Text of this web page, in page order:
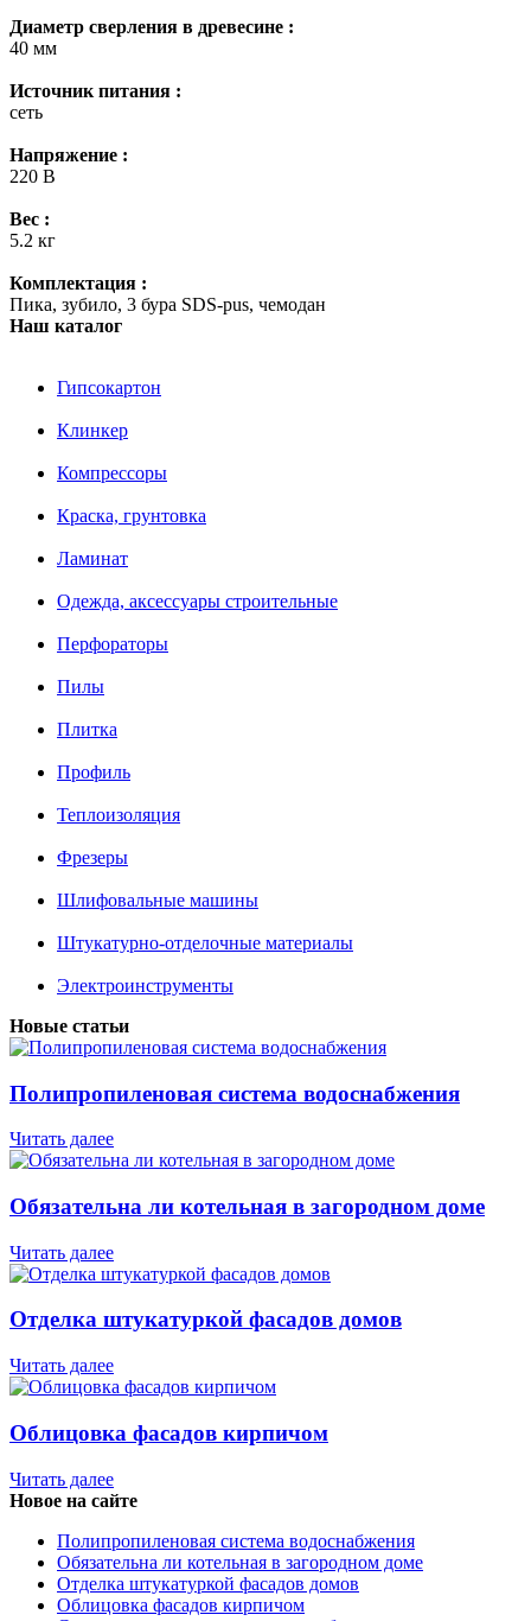
Диаметр сверления в древесине :
40 мм
Источник питания :
сеть
Напряжение :
220 В
Вес :
5.2 кг
Комплектация :
Пика, зубило, 3 бура SDS-pus, чемодан
Наш каталог
Гипсокартон
Клинкер
Компрессоры
Краска, грунтовка
Ламинат
Одежда, аксессуары строительные
Перфораторы
Пилы
Плитка
Профиль
Теплоизоляция
Фрезеры
Шлифовальные машины
Штукатурно-отделочные материалы
Электроинструменты
Новые статьи
Полипропиленовая система водоснабжения
Читать далее
Обязательна ли котельная в загородном доме
Читать далее
Отделка штукатуркой фасадов домов
Читать далее
Облицовка фасадов кирпичом
Читать далее
Новое на сайте
Полипропиленовая система водоснабжения
Обязательна ли котельная в загородном доме
Отделка штукатуркой фасадов домов
Облицовка фасадов кирпичом